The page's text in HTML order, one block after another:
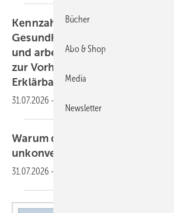
Kennzahlen im Betrieblichen
Gesundheitsmanagement:
und arbeitsbezogener
zur Vorhersage der
Erklärbare Künstliche
31.07.2026 -
Warum die ASU den Mut zum
unkonventionellen Denken
31.07.2026 -
Bücher
Abo & Shop
Media
Newsletter